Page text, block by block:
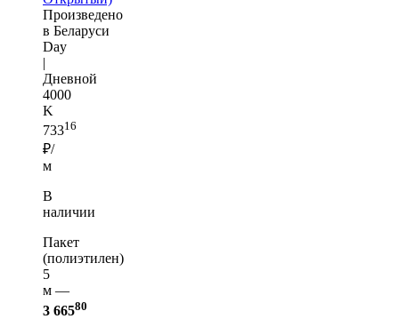
Произведено
в Беларуси
Day
|
Дневной
4000
K
73316
₽/
м
В
наличии
Пакет
(полиэтилен)
5
м —
3 66580